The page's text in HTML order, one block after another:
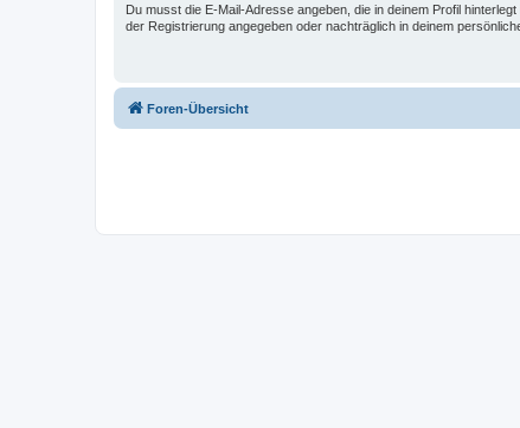
Du musst die E-Mail-Adresse angeben, die in deinem Profil
der Registrierung angegeben oder nachträglich in deinem
Foren-Übersicht